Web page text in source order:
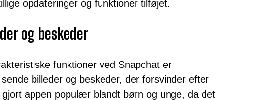
opdateringer og funktioner tilføjet.
og beskeder
funktioner ved Snapchat er
billeder og beskeder, der forsvinder efter
appen populær blandt børn og unge, da det